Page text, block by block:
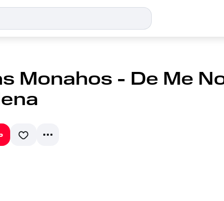
Monahos - De Me